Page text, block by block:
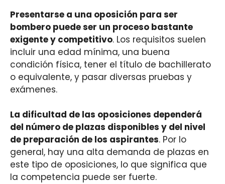
Presentarse a una oposición para ser
bombero puede ser un proceso bastante
exigente y competitivo. Los requisitos suelen
incluir una edad mínima, una buena
condición física, tener el título de bachillerato
o equivalente, y pasar diversas pruebas y
exámenes.
La dificultad de las oposiciones dependerá
del número de plazas disponibles y del nivel
de preparación de los aspirantes. Por lo
general, hay una alta demanda de plazas en
este tipo de oposiciones, lo que significa que
la competencia puede ser fuerte.